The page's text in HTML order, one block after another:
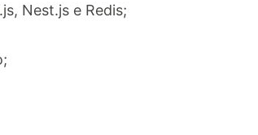
Nest.js e Redis;